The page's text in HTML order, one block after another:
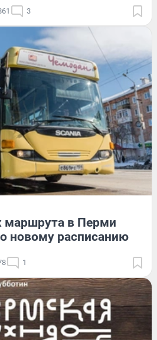
3
маршрута в Перми
новому расписанию
1